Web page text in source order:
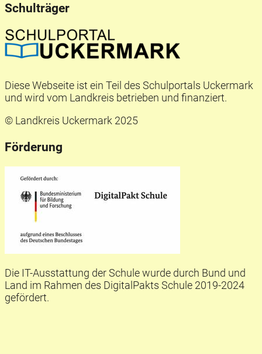
Schulträger
Diese Webseite ist ein Teil des Schulportals Uckermark
und wird vom Landkreis betrieben und finanziert.
© Landkreis Uckermark 2025
Förderung
Die IT-Ausstattung der Schule wurde durch Bund und
Land im Rahmen des DigitalPakts Schule 2019-2024
gefördert.